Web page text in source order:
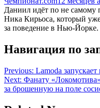
Даниил идёт по не самому
Ника Кирьоса, который
за поведение в Нью-Йорке.
Навигация по
Previous: Lamoda
Next: Фанату
за брошенную на поле